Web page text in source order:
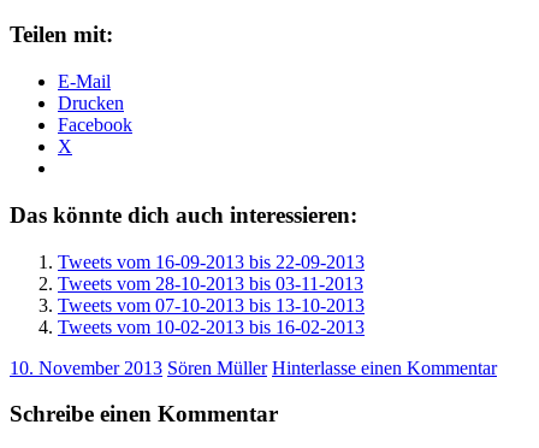
Teilen mit:
E-Mail
Drucken
Facebook
X
Das könnte dich auch interessieren:
Tweets vom 16-09-2013 bis 22-09-2013
Tweets vom 28-10-2013 bis 03-11-2013
Tweets vom 07-10-2013 bis 13-10-2013
Tweets vom 10-02-2013 bis 16-02-2013
10. November 2013 Sören Müller Hinterlasse einen Kommentar
Schreibe einen Kommentar